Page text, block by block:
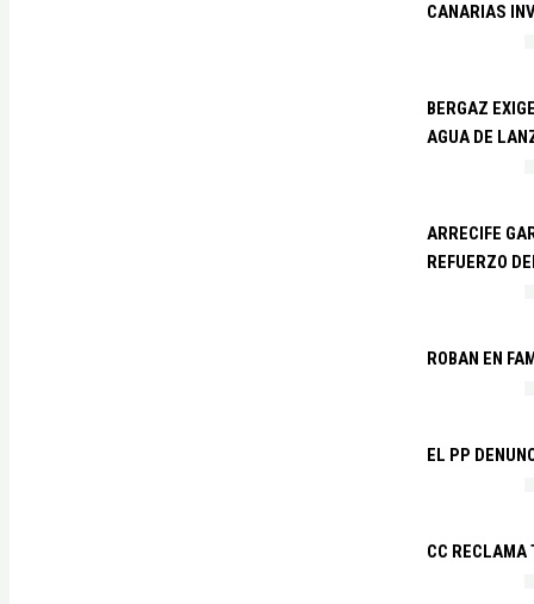
CANARIAS
BERGAZ
AGUA DE
ARRECIFE
REFUERZO
ROBAN EN
EL PP
CC RECLAMA